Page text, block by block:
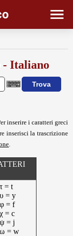
- Italiano
inserire i caratteri greci
inserisci la trascrizione
τ = t
υ = y
φ = f
χ = c
ψ = j
ω = w